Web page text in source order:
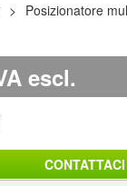
Posizionatore
escl.
CONTATTACI